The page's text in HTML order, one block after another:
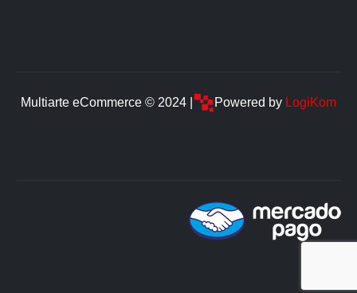
Multiarte eCommerce © 2024 | Powered by LogiKom